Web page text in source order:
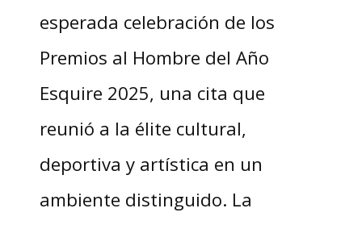
esperada celebración de los
Premios al Hombre del Año
Esquire 2025, una cita que
reunió a la élite cultural,
deportiva y artística en un
ambiente distinguido. La